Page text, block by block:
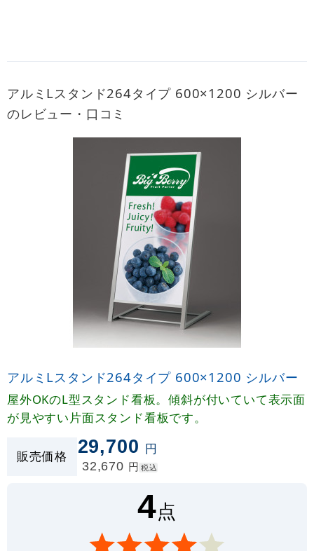
アルミLスタンド264タイプ 600×1200 シルバー
のレビュー・口コミ
アルミLスタンド264タイプ 600×1200 シルバー
屋外OKのL型スタンド看板。傾斜が付いていて表示面
が見やすい片面スタンド看板です。
販売価格 29,700 円
32,670 円 税込
4点